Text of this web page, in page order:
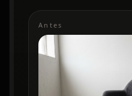
Antes